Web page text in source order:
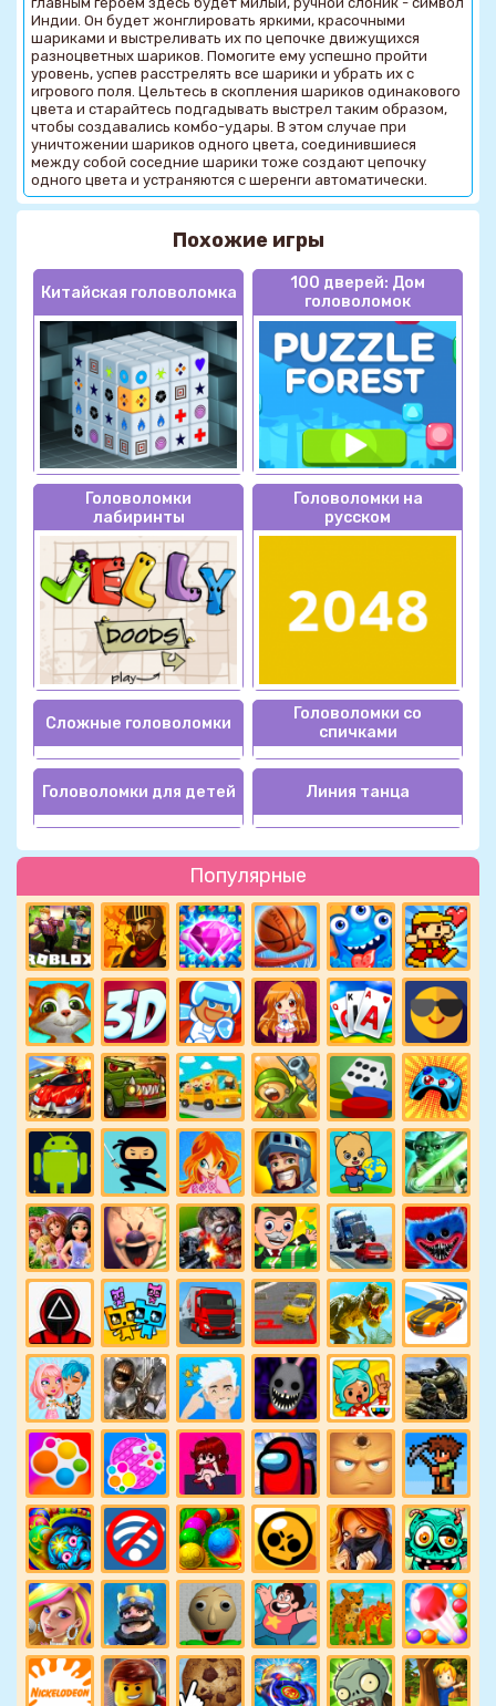
Популярные
Индии. Он будет жонглировать яркими, красочными
шариками и выстреливать их по цепочке движущихся
разноцветных шариков. Помогите ему успешно пройти
уровень, успев расстрелять все шарики и убрать их с
игрового поля. Цельтесь в скопления шариков одинакового
цвета и старайтесь подгадывать выстрел таким образом,
чтобы создавались комбо-удары. В этом случае при
уничтожении шариков одного цвета, соединившиеся
между собой соседние шарики тоже создают цепочку
одного цвета и устраняются с шеренги автоматически.
Похожие игры
Китайская головоломка
100 дверей: Дом
головоломок
Головоломки
лабиринты
Головоломки на
русском
Сложные головоломки
Головоломки со
спичками
Головоломки для детей Линия танца